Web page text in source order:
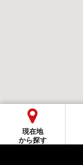
現在地
から探す